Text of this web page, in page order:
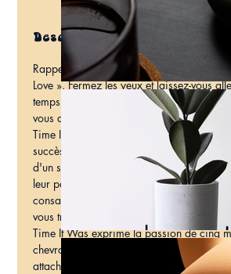
Description
Rappelez-vous le « Flower Power »,
Love ». Fermez les yeux et laissez-vous
temps jusqu'aux décennies 1960 et
vous avec Simon & Garfunkel et Cat
Time It Was présente une rétrospective
succès de Simon & Garfunkel et de Cat
d'un spectacle hommage d'environ deux
leur parcours musical original. La
consacrée à Simon & Garfunkel, tandis
vous transporte dans l'univers de Cat
Time It Was exprime la passion de cinq
chevronnés qui s'unissent pour partager
attachement à leurs racines musicales. Le